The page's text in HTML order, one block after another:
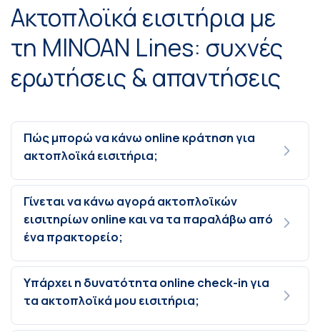
Ακτοπλοϊκά εισιτήρια με
τη MINOAN Lines: συχνές
ερωτήσεις & απαντήσεις
Πώς μπορώ να κάνω online κράτηση για
ακτοπλοϊκά εισιτήρια;
Γίνεται να κάνω αγορά ακτοπλοϊκών
εισιτηρίων online και να τα παραλάβω από
ένα πρακτορείο;
Υπάρχει η δυνατότητα online check-in για
τα ακτοπλοϊκά μου εισιτήρια;